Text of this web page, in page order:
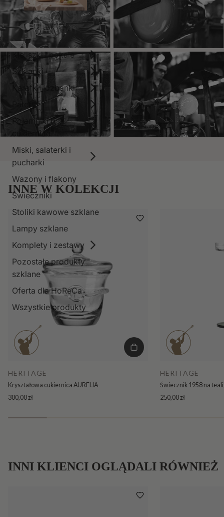
Kieliszki i pokale
Szklanki
Karafki i dzbanki
Pojemniki i
cukiernice
Miski, salaterki i
pucharki
Wazony i flakony
Świeczniki
Stoliki kawowe szklane
Lampy szklane
Komplety i zestawy
Pozostałe produkty
szklane
Oferta dla HoReCa
Wszystkie produkty
INNE W KOLEKCJI
HERITAGE
Kryształowa cukiernica AURELIA
300,00 zł
HERITAGE
Świecznik 1958 na
250,00 zł
INNI KLIENCI OGLĄDALI RÓWNIEŻ